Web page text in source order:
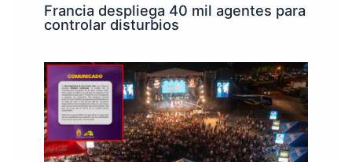
Francia despliega 40 mil agentes para
controlar disturbios